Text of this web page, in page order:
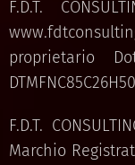
F.D.T.
proprietario
F.D.T.
Marchio